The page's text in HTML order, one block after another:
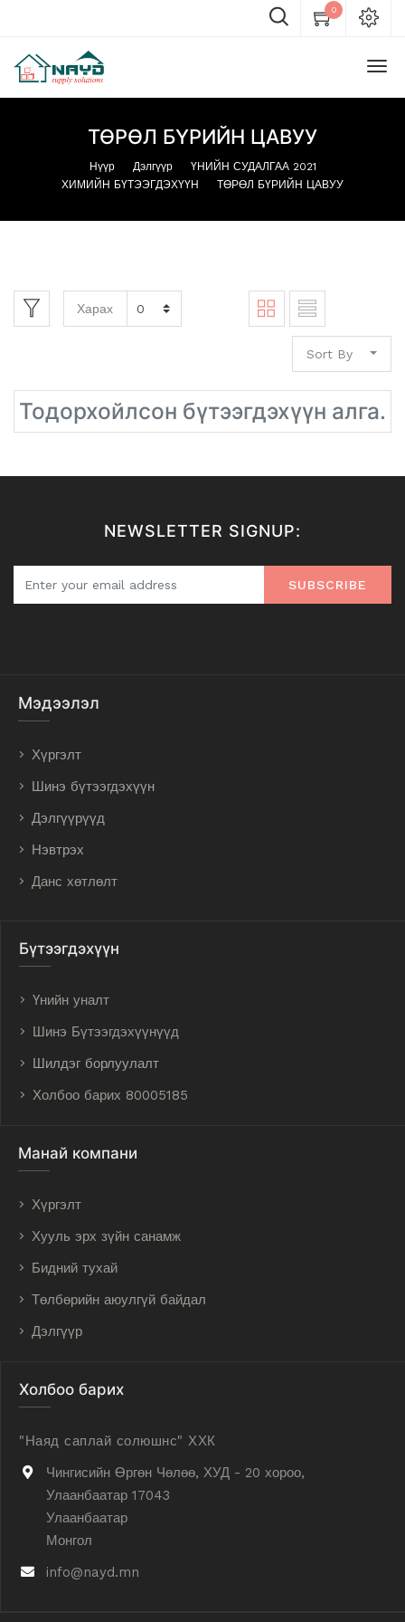
0
ТӨРӨЛ БҮРИЙН ЦАВУУ
Нүүр Дэлгүүр
ҮНИЙН СУДАЛГАА 2021
ХИМИЙН БҮТЭЭГДЭХҮҮН
ТӨРӨЛ БҮРИЙН ЦАВУУ
Харах
Sort By
Тодорхойлсон бүтээгдэхүүн алга.
NEWSLETTER SIGNUP:
SUBSCRIBE
Мэдээлэл
Хүргэлт
Шинэ бүтээгдэхүүн
Дэлгүүрүүд
Нэвтрэх
Данс хөтлөлт
Бүтээгдэхүүн
Үнийн уналт
Шинэ Бүтээгдэхүүнүүд
Шилдэг борлуулалт
Холбоо барих 80005185
Манай компани
Хүргэлт
Хууль эрх зүйн санамж
Бидний тухай
Төлбөрийн аюулгүй байдал
Дэлгүүр
Холбоо барих
"Наяд саплай солюшнс" ХХК
Чингисийн Өргөн Чөлөө, ХУД - 20 хороо,
Улаанбаатар 17043
Улаанбаатар
Монгол
info@nayd.mn